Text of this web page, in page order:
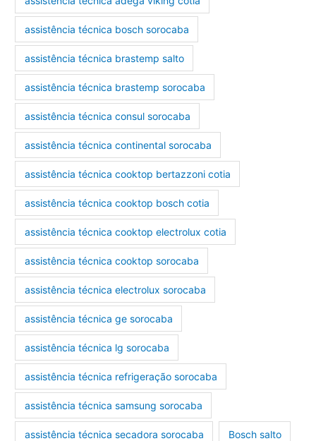
assistência técnica bosch sorocaba
assistência técnica brastemp salto
assistência técnica brastemp sorocaba
assistência técnica consul sorocaba
assistência técnica continental sorocaba
assistência técnica cooktop bertazzoni cotia
assistência técnica cooktop bosch cotia
assistência técnica cooktop electrolux cotia
assistência técnica cooktop sorocaba
assistência técnica electrolux sorocaba
assistência técnica ge sorocaba
assistência técnica lg sorocaba
assistência técnica refrigeração sorocaba
assistência técnica samsung sorocaba
assistência técnica secadora sorocaba Bosch salto